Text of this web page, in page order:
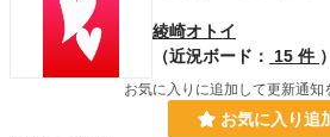
綾崎オトイ
（近況ボード：
15 件 ）
お気に入りに追加して更新通知
お気に入り追